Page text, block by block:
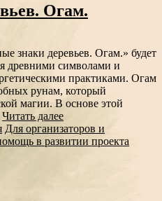
Огам.
знаки деревьев. Огам.» будет
древними символами и
практиками. Огам
рунам, который
магии. В основе этой
Читать далее
Для организаторов и
в развитии проекта